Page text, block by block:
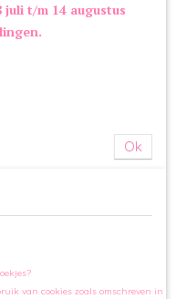
Waterfles RVS Roze
t/m 14 augustus
Ok
van cookies zoals omschreven in